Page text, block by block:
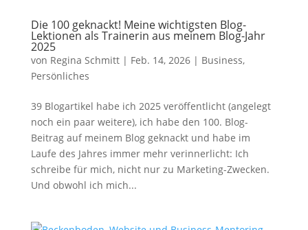
Die 100 geknackt! Meine wichtigsten Blog-
Lektionen als Trainerin aus meinem Blog-Jahr
2025
von Regina Schmitt| Feb. 14, 2026| Business,
Persönliches
39 Blogartikel habe ich 2025 veröffentlicht (angelegt
noch ein paar weitere), ich habe den 100. Blog-
Beitrag auf meinem Blog geknackt und habe im
Laufe des Jahres immer mehr verinnerlicht: Ich
schreibe für mich, nicht nur zu Marketing-Zwecken.
Und obwohl ich mich...